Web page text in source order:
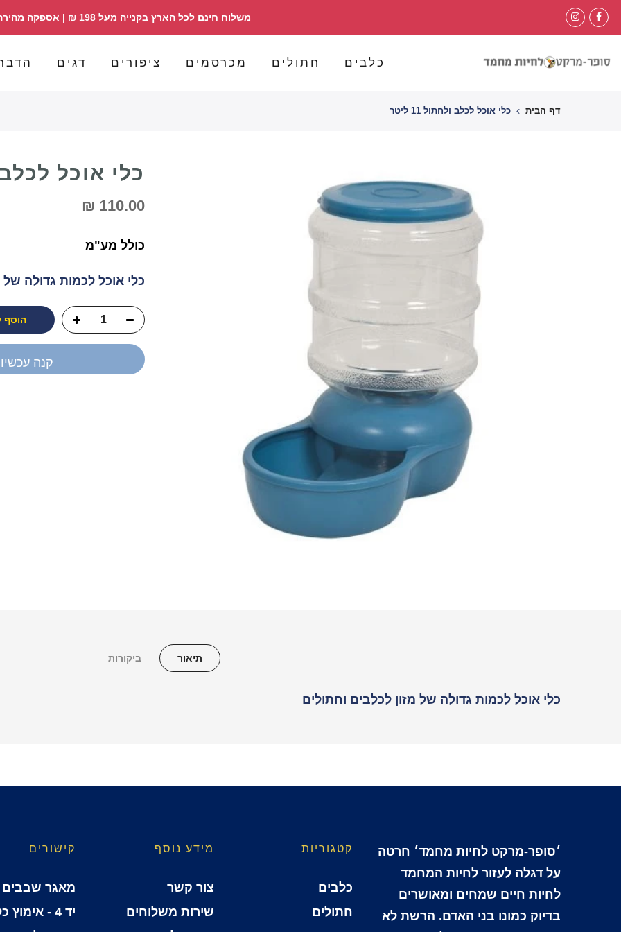
דלג
לתוכן
משלוח חינם לכל הארץ בקנייה מעל 198 ₪ | אספקה מהירה | הזמנות 098358030
כלבים חתולים מכרסמים ציפורים דגים
דף הבית כלי אוכל לכלב ולחתול 11 ליטר
כלי אוכל לכלב
110.00 ₪
כולל מע"מ
כלי אוכל לכמות גדולה של
הוסף
קנה עכשיו
תיאור ביקורות
כלי אוכל לכמות גדולה של מזון לכלבים וחתולים
׳סופר-מרקט לחיות מחמד׳ חרטה
על דגלה לעזור לחיות המחמד
לחיות חיים שמחים ומאושרים
בדיוק כמונו בני האדם. הרשת לא
קטגוריות
כלבים
חתולים
מידע נוסף
צור קשר
שירות משלוחים
קישורים
מאגר שבבים
יד 4 - אימוץ כלבים